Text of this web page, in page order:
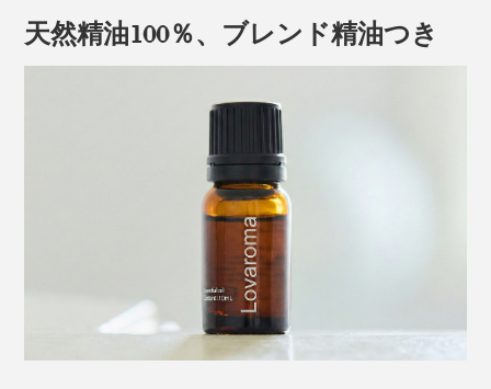
繊細なツヤ消しの質感とシンプルなフォルムが、どんな
インテリアにもなじみ、香りだけでなく眺めも心地いい
ちのエッセンシャルオイルや、お手入れ用の無水エタノ
ールを使用する際にお使いください。
天然精油100％、ブレンド精油つき